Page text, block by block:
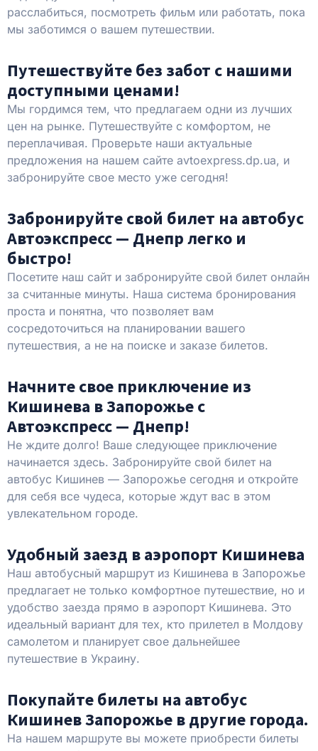
расслабиться, посмотреть фильм или работать, пока
мы заботимся о вашем путешествии.
Путешествуйте без забот с нашими
доступными ценами!
Мы гордимся тем, что предлагаем одни из лучших
цен на рынке. Путешествуйте с комфортом, не
переплачивая. Проверьте наши актуальные
предложения на нашем сайте avtoexpress.dp.ua, и
забронируйте свое место уже сегодня!
Забронируйте свой билет на автобус
Автоэкспресс — Днепр легко и
быстро!
Посетите наш сайт и забронируйте свой билет онлайн
за считанные минуты. Наша система бронирования
проста и понятна, что позволяет вам
сосредоточиться на планировании вашего
путешествия, а не на поиске и заказе билетов.
Начните свое приключение из
Кишинева в Запорожье с
Автоэкспресс — Днепр!
Не ждите долго! Ваше следующее приключение
начинается здесь. Забронируйте свой билет на
автобус Кишинев — Запорожье сегодня и откройте
для себя все чудеса, которые ждут вас в этом
увлекательном городе.
Удобный заезд в аэропорт Кишинева
Наш автобусный маршрут из Кишинева в Запорожье
предлагает не только комфортное путешествие, но и
удобство заезда прямо в аэропорт Кишинева. Это
идеальный вариант для тех, кто прилетел в Молдову
самолетом и планирует свое дальнейшее
путешествие в Украину.
Покупайте билеты на автобус
Кишинев Запорожье в другие города.
На нашем маршруте вы можете приобрести билеты